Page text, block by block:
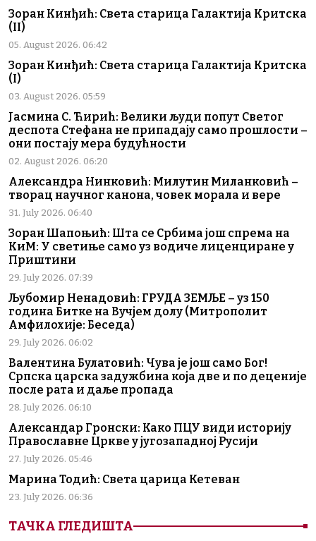
Зоран Кинђић: Света старица Галактија Критска
(II)
05. August 2026. 06:42
Зоран Кинђић: Света старица Галактија Критска
(I)
03. August 2026. 05:59
Јасмина С. Ћирић: Велики људи попут Светог
деспота Стефана не припадају само прошлости –
они постају мера будућности
02. August 2026. 06:20
Александра Нинковић: Милутин Миланковић –
творац научног канона, човек морала и вере
31. July 2026. 06:40
Зоран Шапоњић: Шта се Србима још спрема на
КиМ: У светиње само уз водиче лиценциране у
Приштини
29. July 2026. 07:39
Љубомир Ненадовић: ГРУДА ЗЕМЉЕ – уз 150
година Битке на Вучјем долу (Митрополит
Амфилохије: Беседа)
29. July 2026. 06:02
Валентина Булатовић: Чува је још само Бог!
Српска царска задужбина која две и по деценије
после рата и даље пропада
28. July 2026. 06:10
Александар Гронски: Како ПЦУ види историју
Православне Цркве у југозападној Русији
27. July 2026. 05:46
Марина Тодић: Света царица Кетеван
23. July 2026. 06:36
ТАЧКА ГЛЕДИШТА